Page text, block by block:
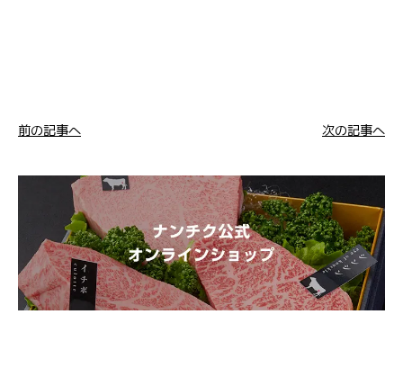
前の記事へ 次の記事へ